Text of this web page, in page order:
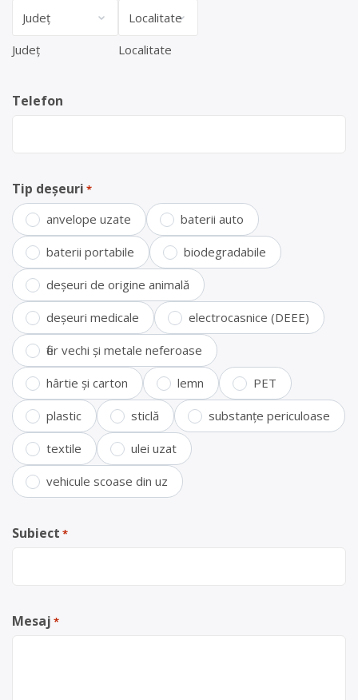
Județ Localitate
Telefon
Tip deșeuri *
anvelope uzate baterii auto
baterii portabile biodegradabile
deșeuri de origine animală
deșeuri medicale electrocasnice (DEEE)
fier vechi și metale neferoase
hârtie și carton lemn PET
plastic sticlă substanțe periculoase
textile ulei uzat
vehicule scoase din uz
Subiect *
Mesaj *